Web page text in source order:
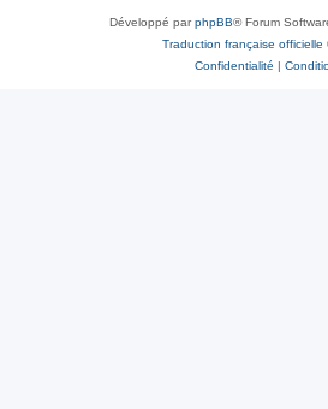
Développé parphpBB® Forum
Traduction française officielle
Confidentialité |